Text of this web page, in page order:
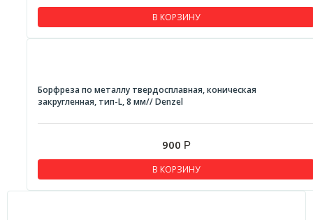
В КОРЗИНУ
Борфреза по металлу твердосплавная, коническая
закругленная, тип-L, 8 мм// Denzel
900 Р
В КОРЗИНУ